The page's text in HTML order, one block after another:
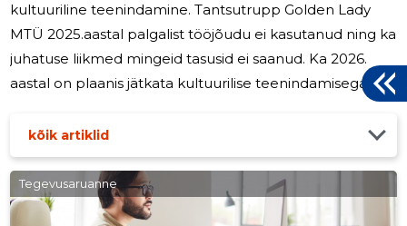
kultuuriline teenindamine. Tantsutrupp Golden Lady
MTÜ 2025.aastal palgalist tööjõudu ei kasutanud ning ka
juhatuse liikmed mingeid tasusid ei saanud. Ka 2026.
aastal on plaanis jätkata kultuurilise teenindamisega ja
kõik artiklid
Tegevusaruanne